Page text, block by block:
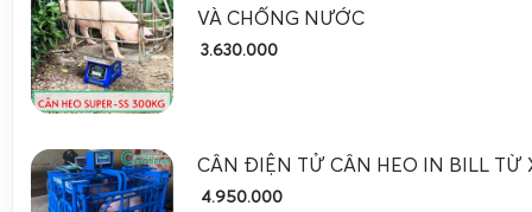
Độ bền cao:Thiết bị nâng cấp được thiết kế phù hợp
độ ổn định và bền bỉ.
Thông tin chi tiết về các dòng cân heo Bluetooth và
4. Giới thiệu về APP CÂN GIA PHÁT và tính năng
VÀ CHỐNG NƯỚC
3.630.000
CÂN ĐIỆN TỬ CÂN HEO IN BILL TỪ
4.950.000